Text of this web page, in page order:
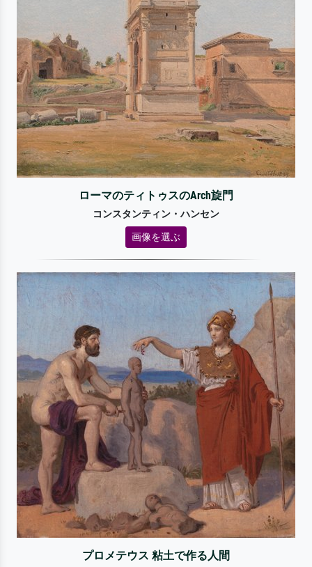
ローマのティトゥスのArch旋門
コンスタンティン・ハンセン
画像を選ぶ
プロメテウス 粘土で作る人間